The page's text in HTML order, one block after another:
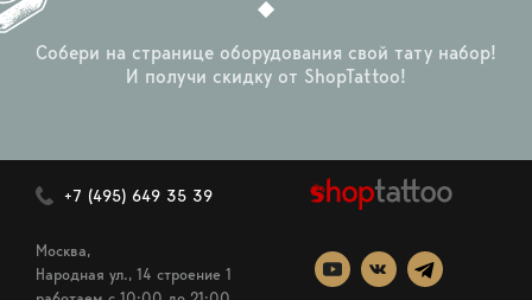
Собери на странице оборудования свой тату набор!
И получи скидку от ShopTattoo!
+7 (495) 649 35 39
Москва,
Народная ул., 14 строение 1